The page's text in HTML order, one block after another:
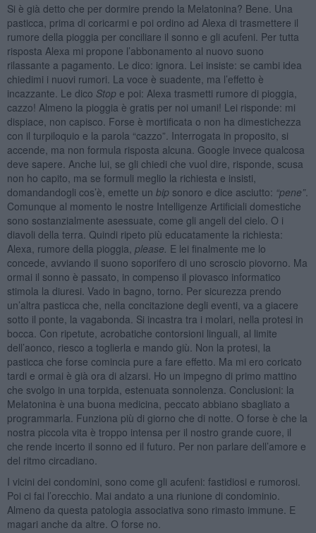
Si è già detto che per dormire prendo la Melatonina? Bene. Una
pasticca, prima di coricarmi e poi ordino ad Alexa di trasmettere il
rumore della pioggia per conciliare il sonno e gli acufeni. Per tutta
risposta Alexa mi propone l’abbonamento al nuovo suono
rilassante a pagamento. Le dico: ignora. Lei insiste: se cambi idea
chiedimi i nuovi rumori. La voce è suadente, ma l’effetto è
incazzante. Le dico Stop e poi: Alexa trasmetti rumore di pioggia,
cazzo! Almeno la pioggia è gratis per noi umani! Lei risponde: mi
dispiace, non capisco. Forse è mortificata o non ha dimestichezza
con il turpiloquio e la parola “cazzo”. Interrogata in proposito, si
accende, ma non formula risposta alcuna. Google invece qualcosa
deve sapere. Anche lui, se gli chiedi che vuol dire, risponde, scusa
non ho capito, ma se formuli meglio la richiesta e insisti,
domandandogli cos’è, emette un bip sonoro e dice asciutto: “pene”.
Comunque al momento le nostre Intelligenze Artificiali domestiche
sono sostanzialmente asessuate, come gli angeli del cielo. O i
diavoli della terra. Quindi ripeto più educatamente la richiesta:
Alexa, rumore della pioggia, please. E lei finalmente me lo
concede, avviando il suono soporifero di uno scroscio piovorno. Ma
ormai il sonno è passato, in compenso il piovasco informatico
stimola la diuresi. Vado in bagno, torno. Per sicurezza prendo
un’altra pasticca che, nella concitazione degli eventi, va a giacere
sotto il ponte, la vagabonda. Si incastra tra i molari, nella protesi in
bocca. Con ripetute, acrobatiche contorsioni linguali, al limite
dell’aonco, riesco a toglierla e mando giù. Non la protesi, la
pasticca che forse comincia pure a fare effetto. Ma mi ero coricato
tardi e ormai è già ora di alzarsi. Ho un impegno di primo mattino
che svolgo in una torpida, estenuata sonnolenza. Conclusioni: la
Melatonina è una buona medicina, peccato abbiano sbagliato a
programmarla. Funziona più di giorno che di notte. O forse è che la
nostra piccola vita è troppo intensa per il nostro grande cuore, il
che rende incerto il sonno ed il futuro. Per non parlare dell’amore e
del ritmo circadiano.
I vicini dei condomini, sono come gli acufeni: fastidiosi e rumorosi.
Poi ci fai l’orecchio. Mai andato a una riunione di condominio.
Almeno da questa patologia associativa sono rimasto immune. E
magari anche da altre. O forse no.